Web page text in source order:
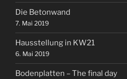
Die Betonwand
7. Mai 2019
Hausstellung in KW21
6. Mai 2019
Bodenplatten – The final day